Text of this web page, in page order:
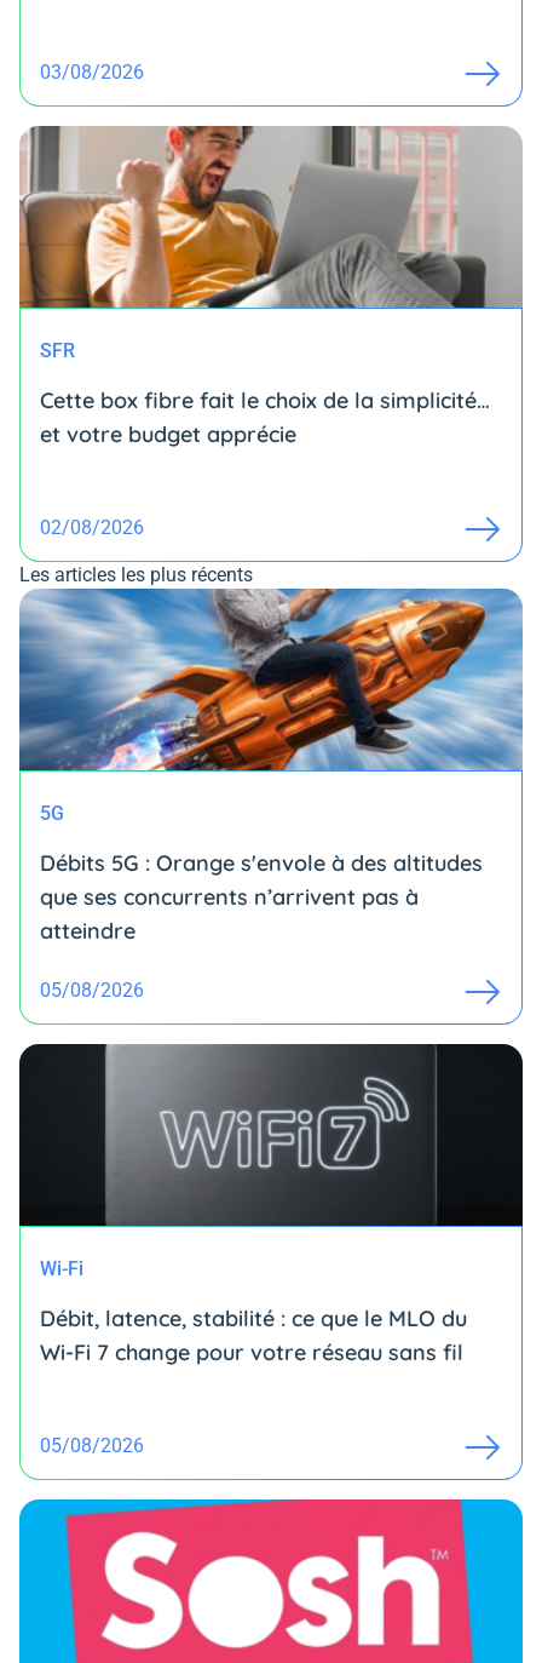
03/08/2026
SFR
Cette box fibre fait le choix de la simplicité…
et votre budget apprécie
02/08/2026
Les articles les plus récents
5G
Débits 5G : Orange s'envole à des altitudes
que ses concurrents n’arrivent pas à
atteindre
05/08/2026
Wi-Fi
Débit, latence, stabilité : ce que le MLO du
Wi-Fi 7 change pour votre réseau sans fil
05/08/2026